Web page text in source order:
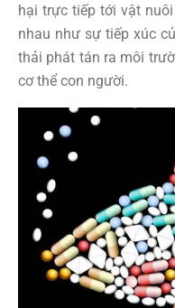
hại trực tiếp tới vật
nhau như sự tiếp xúc
thải phát tán ra môi
cơ thể con người.